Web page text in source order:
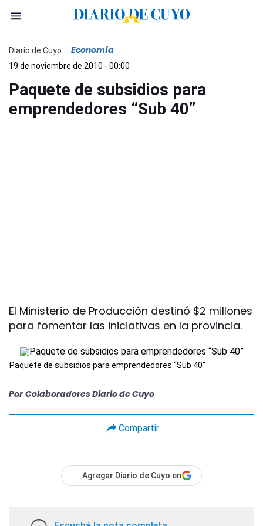
Diario de Cuyo Economía
19 de noviembre de 2010 - 00:00
Paquete de subsidios para
emprendedores “Sub 40”
El Ministerio de Producción destinó $2 millones
para fomentar las iniciativas en la provincia.
Paquete de subsidios para emprendedores “Sub 40”
Por Colaboradores Diario de Cuyo
Compartir
Agregar Diario de Cuyo en